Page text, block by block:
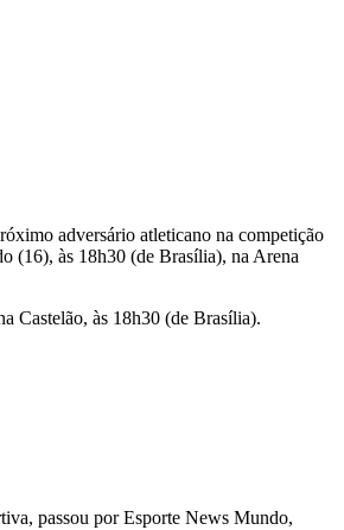
adversário atleticano na competição
(16), às 18h30 (de Brasília), na Arena
Castelão, às 18h30 (de Brasília).
passou por Esporte News Mundo,